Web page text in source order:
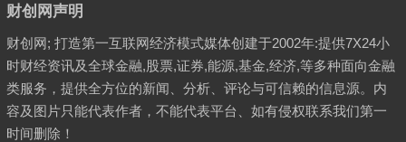
财创网声明
财创网; 打造第一互联网经济模式媒体创建于2002年:提供7X24小
时财经资讯及全球金融,股票,证券,能源,基金,经济,等多种面向金融
类服务，提供全方位的新闻、分析、评论与可信赖的信息源。内
容及图片只能代表作者，不能代表平台、如有侵权联系我们第一
时间删除！